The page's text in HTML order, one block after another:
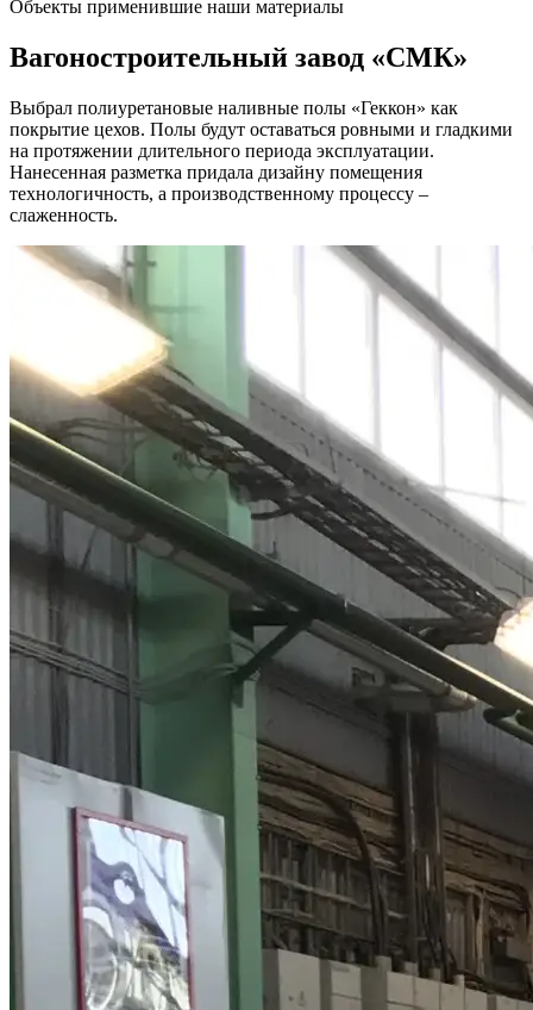
Объекты применившие наши материалы
Вагоностроительный завод «СМК»
Выбрал полиуретановые наливные полы «Геккон» как
покрытие цехов. Полы будут оставаться ровными и гладкими
на протяжении длительного периода эксплуатации.
Нанесенная разметка придала дизайну помещения
технологичность, а производственному процессу –
слаженность.